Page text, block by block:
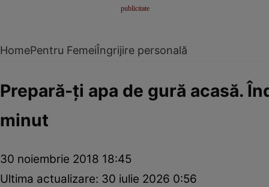
HomePentru FemeiÎngrijire personală
Prepară-ţi apa de gură acasă.
minut
30 noiembrie 2018 18:45
Ultima actualizare: 30 iulie 2026 0:56